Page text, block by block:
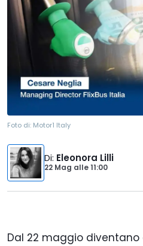
Foto di: Motor1 Italy
Di: Eleonora Lilli
22 Mag alle11:00
Dal 22 maggio